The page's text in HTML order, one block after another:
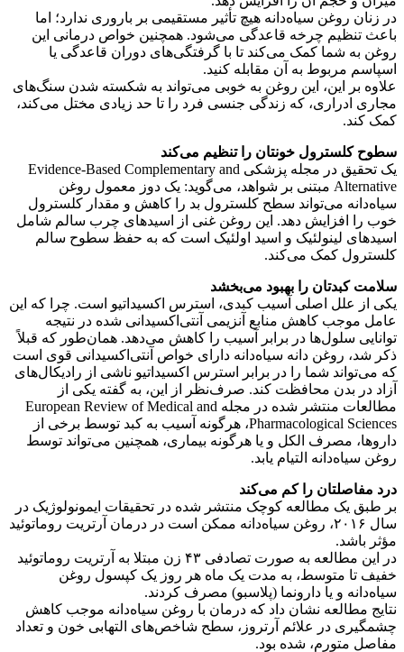
در زنان روغن سیاه‌دانه هیچ تأثیر مستقیمی بر باروری ندارد؛ اما
باعث تنظیم چرخه قاعدگی می‌شود. همچنین خواص درمانی این
روغن به شما کمک می‌کند تا با گرفتگی‌های دوران قاعدگی یا
اسپاسم مربوط به آن مقابله کنید.
علاوه بر این، این روغن به خوبی می‌تواند به شکسته شدن سنگ‌های
مجاری ادراری، که زندگی جنسی فرد را تا حد زیادی مختل می‌کند،
کمک کند.
سطوح کلسترول خونتان را تنظیم می‌کند
یک تحقیق در مجله پزشکی Evidence-Based Complementary and
Alternative مبتنی بر شواهد، می‌گوید: یک دوز معمول روغن
سیاه‌دانه می‌تواند سطح کلسترول بد را کاهش و مقدار کلسترول
خوب را افزایش دهد. این روغن غنی از اسیدهای چرب سالم شامل
اسیدهای لینولئیک و اسید اولئیک است که به حفظ سطوح سالم
کلسترول کمک می‌کند.
سلامت کبدتان را بهبود می‌بخشد
یکی از علل اصلی آسیب کبدی، استرس اکسیداتیو است. چرا که این
عامل موجب کاهش منابع آنزیمی آنتی‌اکسیدانی شده در نتیجه
توانایی سلول‌ها در برابر آسیب را کاهش می‌دهد. همان‌طور که قبلاً
ذکر شد، روغن دانه سیاه‌دانه دارای خواص آنتی‌اکسیدانی قوی است
که می‌تواند شما را در برابر استرس اکسیداتیو ناشی از رادیکال‌های
آزاد در بدن محافظت کند. صرف‌نظر از این، به گفته یکی از
مطالعات منتشر شده در مجله European Review of Medical and
Pharmacological Sciences، هرگونه آسیب به کبد توسط برخی از
داروها، مصرف الکل و یا هرگونه بیماری، همچنین می‌تواند توسط
روغن سیاه‌دانه التیام یابد.
درد مفاصلتان را کم می‌کند
بر طبق یک مطالعه کوچک منتشر شده در تحقیقات ایمونولوژیک در
سال ۲۰۱۶، روغن سیاه‌دانه ممکن است در درمان آرتریت روماتوئید
مؤثر باشد.
در این مطالعه به صورت تصادفی ۴۳ زن مبتلا به آرتریت روماتوئید
خفیف تا متوسط، به مدت یک ماه هر روز یک کپسول روغن
سیاه‌دانه و یا دارونما (پلاسبو) مصرف کردند.
نتایج مطالعه نشان داد که درمان با روغن سیاه‌دانه موجب کاهش
چشمگیری در علائم آرتروز، سطح شاخص‌های التهابی خون و تعداد
مفاصل متورم، شده بود.